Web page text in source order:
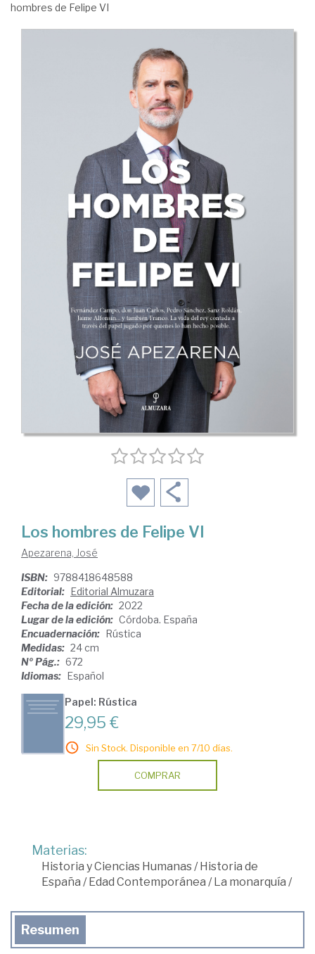
hombres de Felipe VI
Los hombres de Felipe VI
Apezarena, José
ISBN: 9788418648588
Editorial: Editorial Almuzara
Fecha de la edición: 2022
Lugar de la edición: Córdoba. España
Encuadernación: Rústica
Medidas: 24 cm
Nº Pág.: 672
Idiomas: Español
Papel: Rústica
29,95 €
Sin Stock. Disponible en 7/10 días.
COMPRAR
Materias:
Historia y Ciencias Humanas/ Historia de
España / Edad Contemporánea / La monarquía /
Resumen